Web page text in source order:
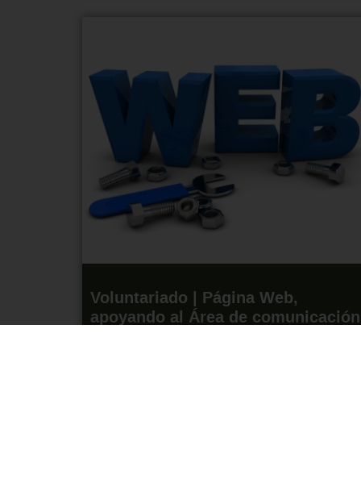
Voluntariado | Página Web,
apoyando al Área de comunicación